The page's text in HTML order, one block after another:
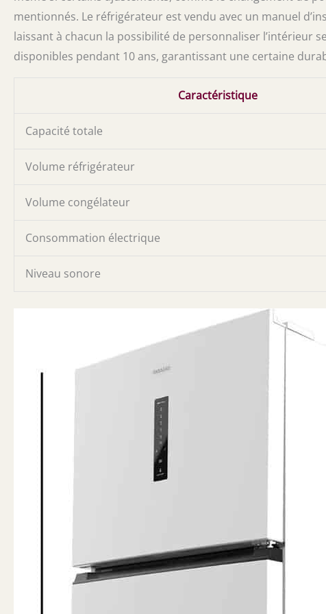
mentionnés. Le réfrigérateur est vendu avec un manuel
laissant à chacun la possibilité de personnaliser l’intérieur
disponibles pendant 10 ans, garantissant une certaine
Caractéristique
Capacité totale
Volume réfrigérateur
Volume congélateur
Consommation électrique
Niveau sonore